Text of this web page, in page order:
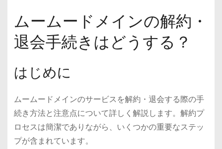
ムームードメインの解約・
退会手続きはどうする？
はじめに
ムームードメインのサービスを解約・退会する際の手
続き方法と注意点について詳しく解説します。解約プ
ロセスは簡潔でありながら、いくつかの重要なステッ
プが含まれています。